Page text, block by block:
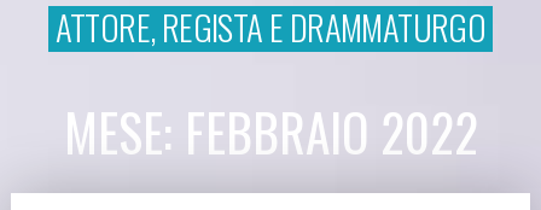
ATTORE, REGISTA E DRAMMATURGO
MESE: FEBBRAIO 2022